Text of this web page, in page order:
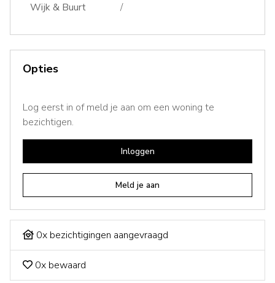
Wijk & Buurt /
Opties
Log eerst in of meld je aan om een woning te
bezichtigen.
Inloggen
Meld je aan
0x bezichtigingen aangevraagd
0x bewaard